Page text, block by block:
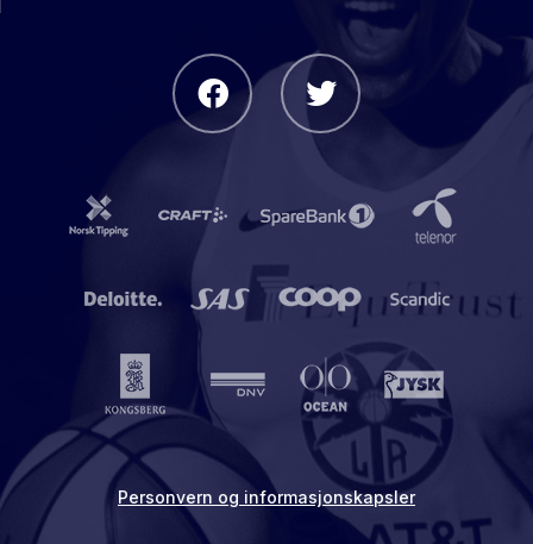
Personvern og informasjonskapsler